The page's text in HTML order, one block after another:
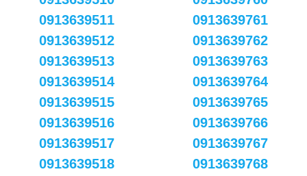
0913639511
0913639512
0913639513
0913639514
0913639515
0913639516
0913639517
0913639518
0913639761
0913639762
0913639763
0913639764
0913639765
0913639766
0913639767
0913639768